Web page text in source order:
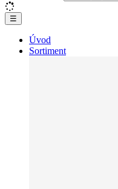
☰
Úvod
Sortiment